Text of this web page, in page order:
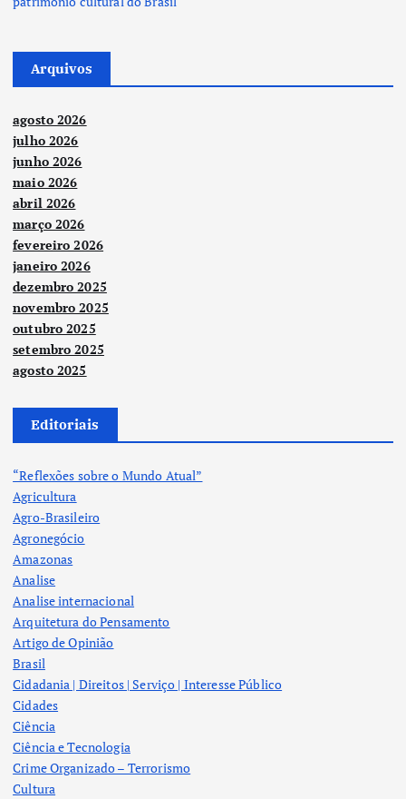
Arquivos
agosto 2026
julho 2026
junho 2026
maio 2026
abril 2026
março 2026
fevereiro 2026
janeiro 2026
dezembro 2025
novembro 2025
outubro 2025
setembro 2025
agosto 2025
Editoriais
“Reflexões sobre o Mundo Atual”
Agricultura
Agro-Brasileiro
Agronegócio
Amazonas
Analise
Analise internacional
Arquitetura do Pensamento
Artigo de Opinião
Brasil
Cidadania | Direitos | Serviço | Interesse Público
Cidades
Ciência
Ciência e Tecnologia
Crime Organizado – Terrorismo
Cultura